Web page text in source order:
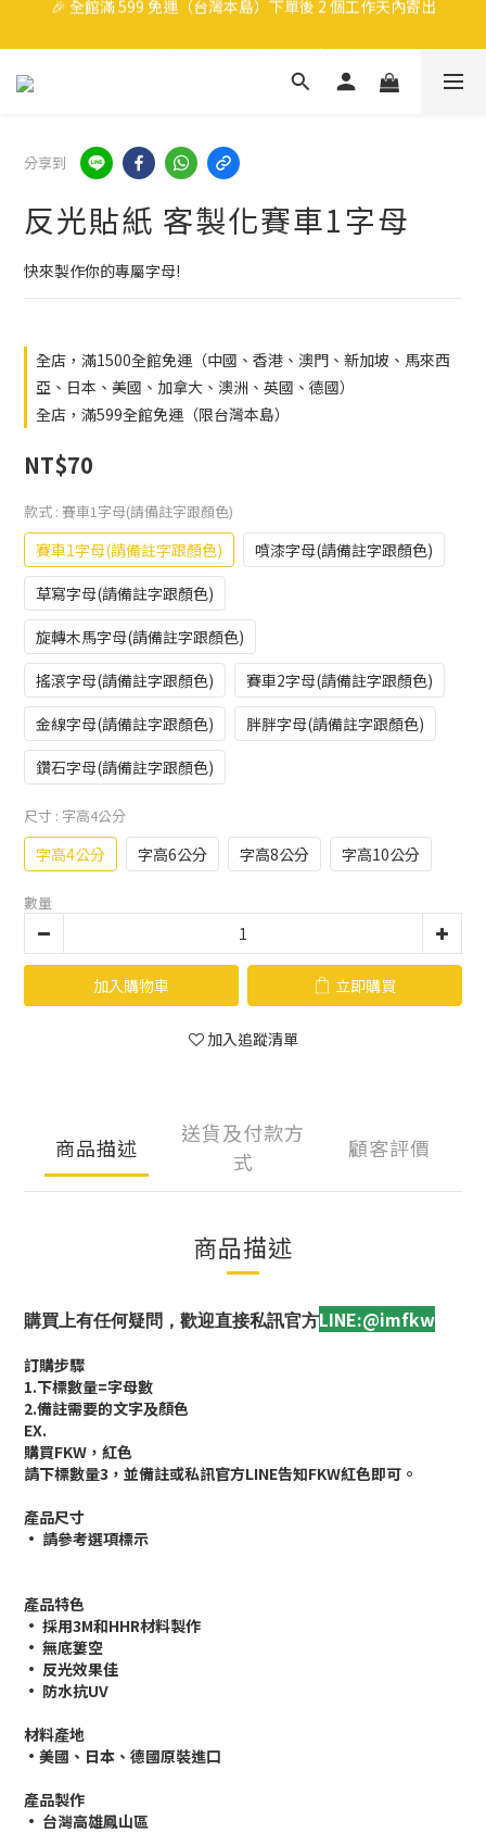
洗車也要保持帥哥，任選3件9折
領取40元購物金
分享到
反光貼紙 客製化賽車1字母
快來製作你的專屬字母!
全店，滿1500全館免運（中國、香港、澳門、新加坡、馬來西
亞、日本、美國、加拿大、澳洲、英國、德國）
全店，滿599全館免運（限台灣本島）
NT$70
款式 : 賽車1字母(請備註字跟顏色)
賽車1字母(請備註字跟顏色)
噴漆字母(請備註字跟顏色)
草寫字母(請備註字跟顏色)
旋轉木馬字母(請備註字跟顏色)
搖滾字母(請備註字跟顏色)
賽車2字母(請備註字跟顏色)
金線字母(請備註字跟顏色)
胖胖字母(請備註字跟顏色)
鑽石字母(請備註字跟顏色)
尺寸 : 字高4公分
字高4公分 字高6公分 字高8公分 字高10公分
數量
加入購物車 立即購買
加入追蹤清單
商品描述
送貨及付款方
式
顧客評價
商品描述
購買上有任何疑問，歡迎直接私訊官方LINE:@imfkw
訂購步驟
1.下標數量=字母數
2.備註需要的文字及顏色
EX.
購買FKW，紅色
請下標數量3，並備註或私訊官方LINE告知FKW紅色即可。
產品尺寸
• 請參考選項標示
產品特色
• 採用3M和HHR材料製作
• 無底簍空
• 反光效果佳
• 防水抗UV
材料產地
•美國、日本、德國原裝進口
產品製作
• 台灣高雄鳳山區